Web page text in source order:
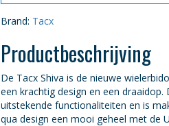
Brand: Tacx
Productbeschrijving
De Tacx Shiva is de nieuwe
een krachtig design en een
uitstekende functionaliteiten en is
qua design een mooi geheel met de